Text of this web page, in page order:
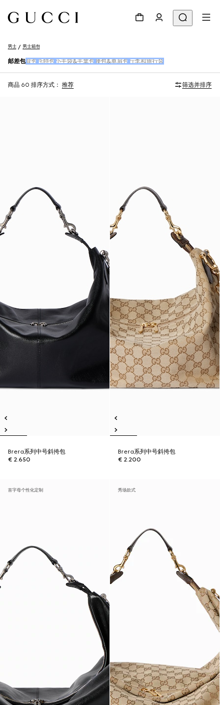
男士 男士箱包
邮差包背包 托特包 小手袋&手拿包 腰包&单肩包 行李和旅行袋
商品 60 排序方式： 推荐 筛选并排序
Brera系列中号斜挎包
€ 2.650
Brera系列中号斜挎包
€ 2.200
首字母个性化定制 秀场款式